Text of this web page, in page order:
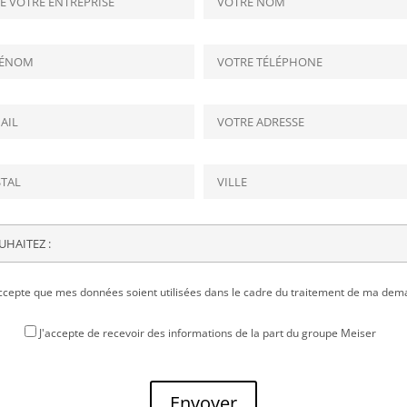
que mes données soient utilisées dans le cadre du traitement de ma
J'accepte de recevoir des informations de la part du groupe Meiser